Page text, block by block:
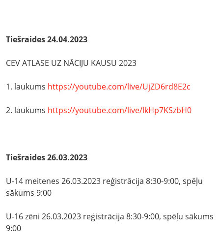
Tiešraides 24.04.2023
CEV ATLASE UZ NĀCIJU KAUSU 2023
1. laukums https://youtube.com/live/UjZD6rd8E2c
2. laukums https://youtube.com/live/lkHp7KSzbH0
Tiešraides 26.03.2023
U-14 meitenes 26.03.2023 reģistrācija 8:30-9:00, spēļu
sākums 9:00
U-16 zēni 26.03.2023 reģistrācija 8:30-9:00, spēļu sākums
9:00